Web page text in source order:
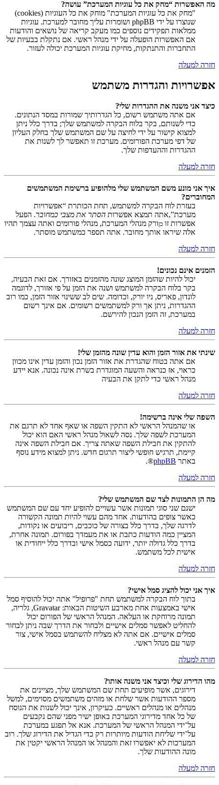
מה האפשרות “מחק את כל עוגיות המערכת” עושה?
"מחק את כל עוגיות המערכת" מוחק את כל העוגיות (cookies)
שנוצרו על ידי phpBB ושומרות עליך מחובר למערכת. עוגיות
ממלאות תפקידים נוספים כמו מעקב קריאה של נושאים והודעות
אם האפשרות הופעלה על ידי מנהל ראשי. אם נתקלת בבעיות של
התחברות והתנתקות, מחיקת עוגיות המערכת יכולה לעזור.
חזרה למעלה
אפשרויות והגדרות משתמש
כיצד אני משנה את ההגדרות שלי?
אם אתה משתמש רשום, כל הגדרותיך שמורות במסד הנתונים.
כדי לשנותם, בקר בלוח הבקרה למשתמש שלך; בדרך כלל ניתן
למצוא קישור על ידי לחיצה על שם המשתמש שלך בחלק העליון
של דפי מערכת הפורומים. מערכת זו תאפשר לך לשנות את
ההגדרות וההעדפות שלך.
חזרה למעלה
איך אני מונע משם המשתמש שלי מלהופיע ברשימת המשתמשים
המחוברים?
בעזרת לוח הבקרה למשתמש, תחת הכותרת “אפשרויות
מערכת”,אתה תמצא אפשרות הסתר את מצבי כמחובר. הפעל
אפשרות זו כןורק מנהלי המערכת, מנהלי פורומים ואתה עצמך תהיו
אלה שיראו אותך מחובר. אתה תספר כמשתמש מוסתר.
חזרה למעלה
הזמנים אינם נכונים!
יכול להיות שהזמן המוצג שונה מהזמנים באזורך. אם זאת הבעיה,
בקר בלוח הבקרה למשתמש ושנה את הזמן על פי אזורך, לדוגמה
לונדון, פאריס, ניו יורק, וכדומה. שים לב ששינוי אזור הזמן, כמו רוב
ההגדרות, ניתן אך ורק למשתמשים רשומים. אם אינך רשום
במערכת, זה הזמן הנכון להירשם.
חזרה למעלה
שינתי את אזור הזמן והוא עדין שונה מהזמן שלי!
אם אתה בטוח שהגדרת את אזור הזמן נכון והזמן עדין אינו מכוון
כראוי, אז כנראה והשעה המוגדרת בשרת אינה נכונה. אנא יידע
מנהל ראשי כדי לתקן את הבעיה
חזרה למעלה
השפה שלי אינה ברשימה!
או שהמנהל הראשי לא התקין השפה או שאף אחד לא תרגם את
המערכת לשפה שלך. נסה לשאול מנהל ראשי האם הוא יכול
להתקין את חבילת השפה שאתה צריך. אם חבילת השפה אינה
קיימת, תרגיש חופשי ליצור תרגום חדש. ניתן למצוא מידע נוסף
באתר phpBB
®.
חזרה למעלה
מה הן התמונות לצד שם המשתמש שלי?
ישנם שני סוגי תמונות אשר עשויים להופיע יחד עם שם המשתמש
כאשר צופים בהודעות. אחד מהם עשוי להיות תמונה הקשורה
לדרגה שלך, בדרך כלל בצורה של כוכבים, ריבועים או נקודות,
המציין כמה הודעות כתבת או את מעמדך בפורום. תמונה אחרת,
בדרך כלל גדולה יותר, ידועה כסמל אישי ובדרך כלל ייחודית או
אישית לכל משתמש.
חזרה למעלה
איך אני יכול להציג סמל אישי?
בתוך לוח הבקרה למשתמש תחת "פרופיל" אתה יכול להוסיף סמל
אישי באמצעות אחת מארבע השיטות הבאות: Gravatar, גלריה,
תמונה מרוחקת או העלאה. המנהל הראשי של הפורום יכול
להחליט לאפשר סמלים אישיים ולבחור את הדרך שבה ניתן לבחור
סמלים אישיים. אם אתה לא מצליח להשתמש בסמל אישי, צור
קשר עם מנהל ראשי.
חזרה למעלה
מהו הדירוג שלי וכיצד אני משנה אותו?
דירוגים, אשר מופיעים תחת שם המשתמש שלך, מציינים את
מספר ההודעות אשר שלחת או מזהים משתמשים מסוימים, למשל
מנהלים או מנהלים ראשיים. כעיקרון, אינך יכול לשנות את הנוסח
של כל אחד מדירוגי המערכת באופן ישיר מפני שהם נקבעים
על־ידי המנהל הראשי של המערכת. אנא אל תפגע במערכת
על־ידי שליחת הודעות מיותרות רק כדי הגדיל את הדירוג שלך. רוב
המערכות לא יאפשרו זאת והמנהל או המנהל הראשי יקטין את
מונה ההודעות שלך.
חזרה למעלה